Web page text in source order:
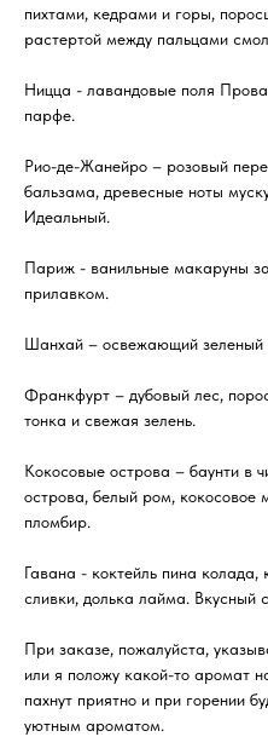
пихтами, кедрами и горы,
растертой между пальцами
Ницца - лавандовые поля
парфе.
Рио-де-Жанейро – розовый
бальзама, древесные ноты
Идеальный.
Париж - ванильные макаруны
прилавком.
Шанхай – освежающий зеленый
Франкфурт – дубовый лес,
тонка и свежая зелень.
Кокосовые острова – баунти в
острова, белый ром, кокосовое
пломбир.
Гавана - коктейль пина колада,
сливки, долька лайма. Вкусный
При заказе, пожалуйста,
или я положу какой-то аромат
пахнут приятно и при горении
уютным ароматом.